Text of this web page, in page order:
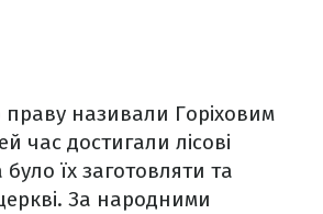
праву називали Горіховим
час достигали лісові
було їх заготовляти та
За народними